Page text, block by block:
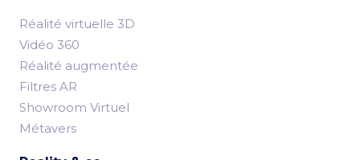
Réalité virtuelle 3D
Vidéo 360
Réalité augmentée
Filtres AR
Showroom Virtuel
Métavers